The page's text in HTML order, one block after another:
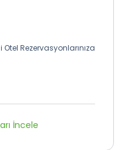
Otel Rezervasyonlarınıza
İncele